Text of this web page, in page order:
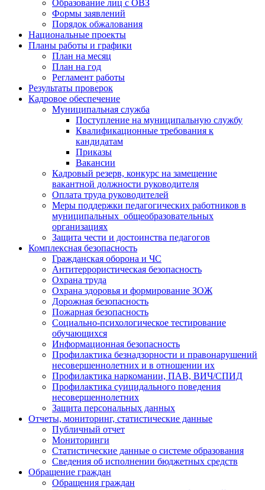
Образование лиц с ОВЗ
Формы заявлений
Порядок обжалования
Национальные проекты
Планы работы и графики
План на месяц
План на год
Регламент работы
Результаты проверок
Кадровое обеспечение
Муниципальная служба
Поступление на муниципальную службу
Квалификационные требования к
кандидатам
Приказы
Вакансии
Кадровый резерв, конкурс на замещение
вакантной должности руководителя
Оплата труда руководителей
Меры поддержки педагогических работников в
муниципальных общеобразовательных
организациях
Защита чести и достоинства педагогов
Комплексная безопасность
Гражданская оборона и ЧС
Антитеррористическая безопасность
Охрана труда
Охрана здоровья и формирование ЗОЖ
Дорожная безопасность
Пожарная безопасность
Социально-психологическое тестирование
обучающихся
Информационная безопасность
Профилактика безнадзорности и правонарушений
несовершеннолетних и в отношении их
Профилактика наркомании, ПАВ, ВИЧ/СПИД
Профилактика суицидального поведения
несовершеннолетних
Защита персональных данных
Отчеты, мониторинг, статистические данные
Публичный отчет
Мониторинги
Статистические данные о системе образования
Сведения об исполнении бюджетных средств
Обращение граждан
Обращения граждан